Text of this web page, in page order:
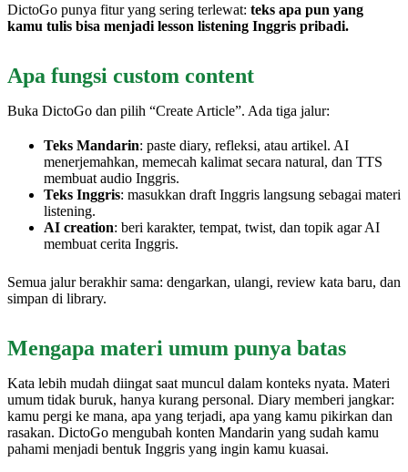
DictoGo punya fitur yang sering terlewat: teks apa pun yang
kamu tulis bisa menjadi lesson listening Inggris pribadi.
Apa fungsi custom content
Buka DictoGo dan pilih “Create Article”. Ada tiga jalur:
Teks Mandarin: paste diary, refleksi, atau artikel. AI
menerjemahkan, memecah kalimat secara natural, dan TTS
membuat audio Inggris.
Teks Inggris: masukkan draft Inggris langsung sebagai materi
listening.
AI creation: beri karakter, tempat, twist, dan topik agar AI
membuat cerita Inggris.
Semua jalur berakhir sama: dengarkan, ulangi, review kata baru, dan
simpan di library.
Mengapa materi umum punya batas
Kata lebih mudah diingat saat muncul dalam konteks nyata. Materi
umum tidak buruk, hanya kurang personal. Diary memberi jangkar:
kamu pergi ke mana, apa yang terjadi, apa yang kamu pikirkan dan
rasakan. DictoGo mengubah konten Mandarin yang sudah kamu
pahami menjadi bentuk Inggris yang ingin kamu kuasai.